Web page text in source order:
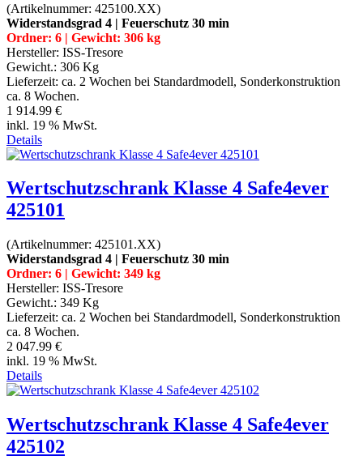
(Artikelnummer: 425100.XX)
Widerstandsgrad 4 | Feuerschutz 30 min
Ordner: 6 | Gewicht: 306 kg
Hersteller: ISS-Tresore
Gewicht.: 306 Kg
Lieferzeit: ca. 2 Wochen bei Standardmodell, Sonderkonstruktion
ca. 8 Wochen.
1 914.99 €
inkl. 19 % MwSt.
Details
Wertschutzschrank Klasse 4 Safe4ever
425101
(Artikelnummer: 425101.XX)
Widerstandsgrad 4 | Feuerschutz 30 min
Ordner: 6 | Gewicht: 349 kg
Hersteller: ISS-Tresore
Gewicht.: 349 Kg
Lieferzeit: ca. 2 Wochen bei Standardmodell, Sonderkonstruktion
ca. 8 Wochen.
2 047.99 €
inkl. 19 % MwSt.
Details
Wertschutzschrank Klasse 4 Safe4ever
425102